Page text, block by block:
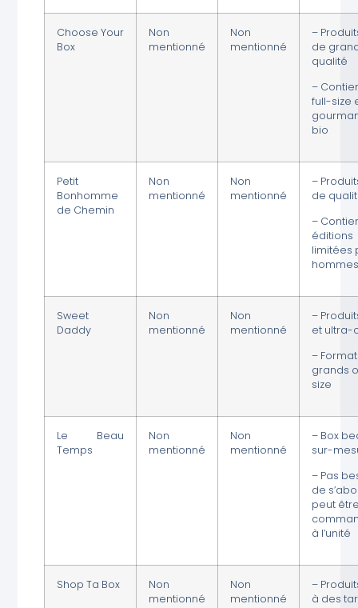
Choose Your
Box
Non
mentionné
Non
mentionné
–
de
qualité
–
full-size
bio
Petit
Bonhomme
de Chemin
Non
mentionné
Non
mentionné
–
de
–
éditions
limitées
hommes
Sweet
Daddy
Non
mentionné
Non
mentionné
–
et ultra-
–
grands
size
Le Beau
Temps
Non
mentionné
Non
mentionné
– Box
sur-
– Pas
de
peut
à l’unité
Shop Ta Box
Non
mentionné
Non
mentionné
–
à des